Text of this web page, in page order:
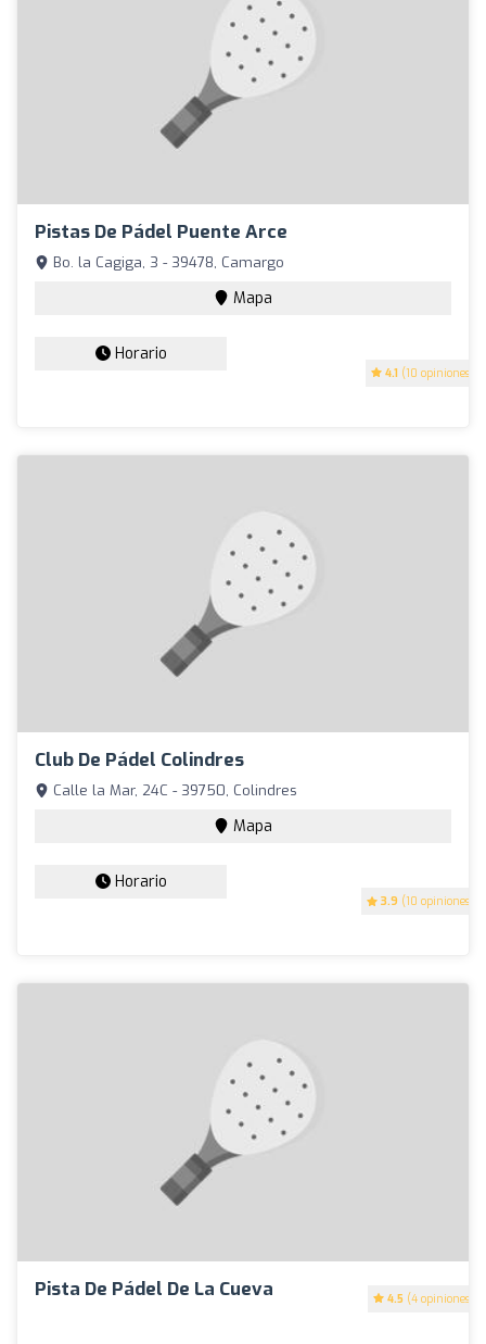
Pistas De Pádel Puente Arce
4.1 (10 opiniones)
Bo. la Cagiga, 3 - 39478, Camargo
Mapa
Horario
Club De Pádel Colindres
3.9 (10 opiniones)
Calle la Mar, 24C - 39750, Colindres
Mapa
Horario
Pista De Pádel De La Cueva 4.5 (4 opiniones)